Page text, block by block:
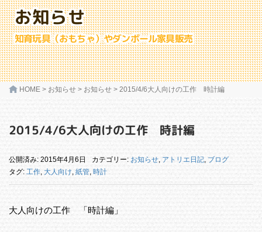
お知らせ
知育玩具（おもちゃ）やダンボール家具販売
HOME > お知らせ > お知らせ > 2015/4/6大人向けの工作 時計編
2015/4/6大人向けの工作 時計編
公開済み: 2015年4月6日 カテゴリー: お知らせ, アトリエ日記, ブログ
タグ: 工作, 大人向け, 紙管, 時計
大人向けの工作 「時計編」